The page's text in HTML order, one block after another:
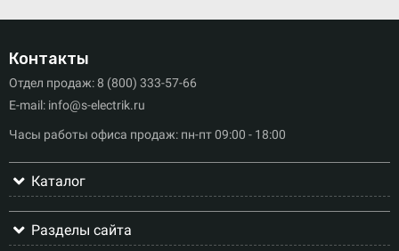
Контакты
Отдел продаж: 8 (800) 333-57-66
E-mail: info@s-electrik.ru
Часы работы офиса продаж: пн-пт 09:00 - 18:00
Каталог
Разделы сайта